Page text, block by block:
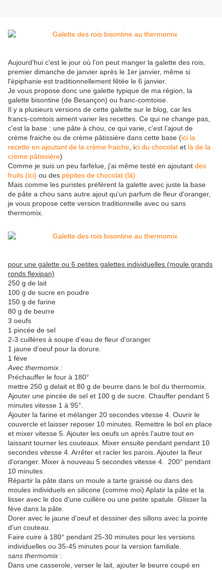
Aujourd'hui c'est le jour où l'on peut manger la galette des rois,
premier dimanche de janvier après le 1er janvier, même si
l'épiphanie est traditionnellement fêtée le 6 janvier.
Je vous propose donc une galette typique de ma région, la
galette bisontine (de Besançon) ou franc-comtoise.
Il y a plusieurs versions de cette galette sur le blog, car les
francs-comtois aiment varier les recettes. Ce qui ne change pas,
c'est la base : une pâte à chou, ce qui varie, c'est l'ajout de
crème fraiche ou de crème pâtissière dans cette base (ici la
recette en ajoutant de la crème fraiche , ici du chocolat et là de la
crème pâtissière)
Comme je suis un peu farfelue, j'ai même testé en ajoutant des
fruits (ici) ou des pépites de chocolat (là)
Mais comme les puristes préfèrent la galette avec juste la base
de pâte a chou sans autre ajout qu'un parfum de fleur d'oranger,
je vous propose cette version traditionnelle avec ou sans
thermomix.
pour une galette ou 6 petites galettes individuelles (moule grands
ronds flexipan)
250 g de lait
100 g de sucre en poudre
150 g de farine
80 g de beurre
3 oeufs
1 pincée de sel
2-3 cuillères à soupe d'eau de fleur d'oranger
1 jaune d'oeuf pour la dorure.
1 fève
Avec thermomix :
Préchauffer le four à 180°
mettre 250 g delait et 80 g de beurre dans le bol du thermomix.
Ajouter une pincée de sel et 100 g de sucre. Chauffer pendant 5
minutes vitesse 1 à 95°.
Ajouter la farine et mélanger 20 secondes vitesse 4. Ouvrir le
couvercle et laisser reposer 10 minutes. Remettre le bol en place
et mixer vitesse 5. Ajouter les oeufs un après l'autre tout en
laissant tourner les couteaux. Mixer ensuite pendant pendant 10
secondes vitesse 4. Arrêter et racler les parois. Ajouter la fleur
d'oranger. Mixer à nouveau 5 secondes vitesse 4. 200° pendant
10 minutes.
Répartir la pâte dans un moule a tarte graissé ou dans des
moules individuels en silicone (comme moi) Aplatir la pâte et la
lisser avec le dos d'une cuillère ou une petite spatule. Glisser la
fève dans la pâte.
Dorer avec le jaune d'oeuf et dessiner des sillons avec la pointe
d'un couteau.
Faire cuire à 180° pendant 25-30 minutes pour les versions
individuelles ou 35-45 minutes pour la version familiale.
sans thermomix :
Dans une casserole, verser le lait, ajouter le beurre coupé en